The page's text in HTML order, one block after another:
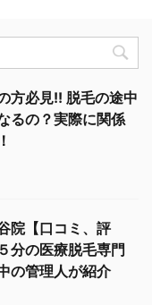
方必見!! 脱毛の途中
るの？実際に関係
院【口コミ、評
分の医療脱毛専門
の管理人が紹介